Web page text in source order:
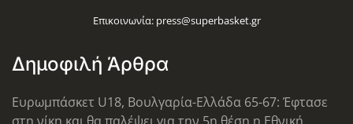
Επικοινωνία: press@superbasket.gr
Δημοφιλή Άρθρα
Ευρωμπάσκετ U18, Βουλγαρία-Ελλάδα 65-67: Έφτασε